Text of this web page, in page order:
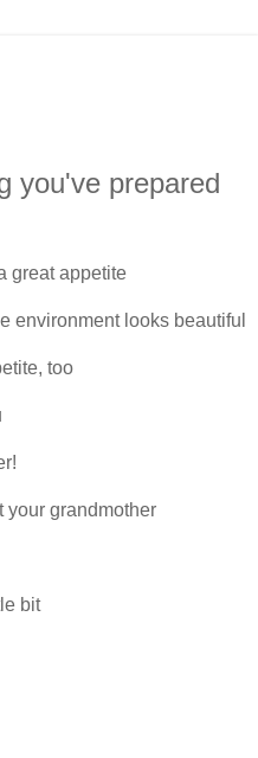
you've prepared
great appetite
environment looks beautiful
too
your grandmother
bit